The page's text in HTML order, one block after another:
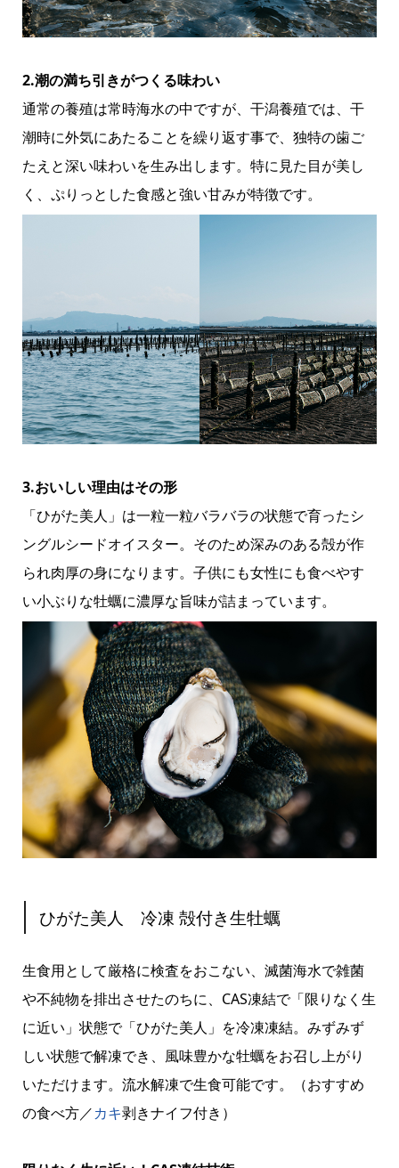
2.潮の満ち引きがつくる味わい
通常の養殖は常時海水の中ですが、干潟養殖では、干
潮時に外気にあたることを繰り返す事で、独特の歯ご
たえと深い味わいを生み出します。特に見た目が美し
く、ぷりっとした食感と強い甘みが特徴です。
3.おいしい理由はその形
「ひがた美人」は一粒一粒バラバラの状態で育ったシ
ングルシードオイスター。そのため深みのある殻が作
られ肉厚の身になります。子供にも女性にも食べやす
い小ぶりな牡蠣に濃厚な旨味が詰まっています。
ひがた美人 冷凍 殻付き生牡蠣
生食用として厳格に検査をおこない、滅菌海水で雑菌
や不純物を排出させたのちに、CAS凍結で「限りなく生
に近い」状態で「ひがた美人」を冷凍凍結。みずみず
しい状態で解凍でき、風味豊かな牡蠣をお召し上がり
いただけます。流水解凍で生食可能です。（おすすめ
の食べ方／カキ剥きナイフ付き）